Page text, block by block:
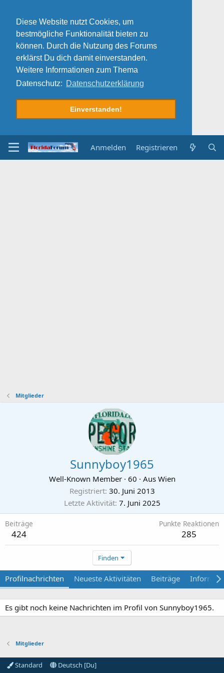
Diese Website nutzt Cookies, um
bestmögliche Funktionalität bieten zu
können. Durch die Nutzung des Forums
erklärst Du dich damit einverstanden.
Weitere Informationen zum Thema
Datenschutz: Datenschutzerklärung
Einverstanden!
Anmelden Registrieren
Mitglieder
Sunnyboy1965
Well-Known Member · 60 · Aus Wien
Registriert 30. Juni 2013
Letzte Aktivität 7. Juni 2025
Beiträge
424
Punkte Reaktionen
285
Finden
Profilnachrichten Neueste Aktivitäten Beiträge
Es gibt noch keine Nachrichten im Profil von Sunnyboy1965.
Mitglieder
Standard Deutsch [Du]